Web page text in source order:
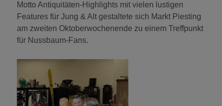
Motto Antiquitäten-Highlights mit vielen lustigen
Features für Jung & Alt gestaltete sich Markt Piesting
am zweiten Oktoberwochenende zu einem Treffpunkt
für Nussbaum-Fans.